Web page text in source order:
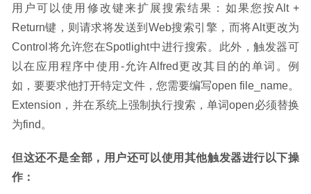
用户可以使用修改键来扩展搜索结果：如果您按Alt +
Return键，则请求将发送到Web搜索引擎，而将Alt更改为
Control将允许您在Spotlight中进行搜索。此外，触发器可
以在应用程序中使用-允许Alfred更改其目的的单词。例
如，要要求他打开特定文件，您需要编写open file_name。
Extension，并在系统上强制执行搜索，单词open必须替换
为find。
但这还不是全部，用户还可以使用其他触发器进行以下操
作：